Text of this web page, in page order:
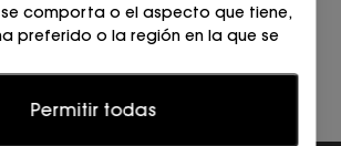
comporta o el aspecto que tiene,
preferido o la región en la que se
Permitir todas